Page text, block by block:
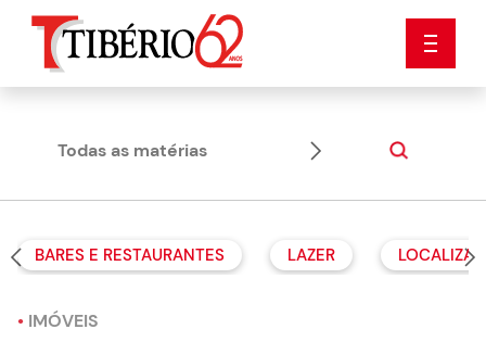
Todas as matérias Dicas
BARES E RESTAURANTES LAZER
• IMÓVEIS